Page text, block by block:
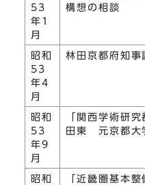
53
年1
月
構想の相談
昭和
53
年4
月
林田京都府知事
昭和
53
年9
月
「関西学術研
田東 元京都大
昭和
「近畿圏基本